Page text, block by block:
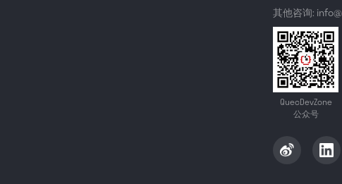
其他咨询:
QuecDevZone
公众号